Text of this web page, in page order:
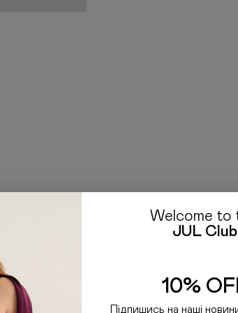
Welcome to
JUL Club
10%
Підпишись на наші